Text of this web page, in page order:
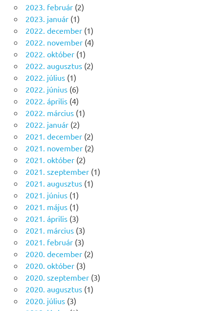
2023. február(2)
2023. január(1)
2022. december(1)
2022. november(4)
2022. október(1)
2022. augusztus(2)
2022. július(1)
2022. június(6)
2022. április(4)
2022. március(1)
2022. január(2)
2021. december(2)
2021. november(2)
2021. október(2)
2021. szeptember(1)
2021. augusztus(1)
2021. június(1)
2021. május(1)
2021. április(3)
2021. március(3)
2021. február(3)
2020. december(2)
2020. október(3)
2020. szeptember(3)
2020. augusztus(1)
2020. július(3)